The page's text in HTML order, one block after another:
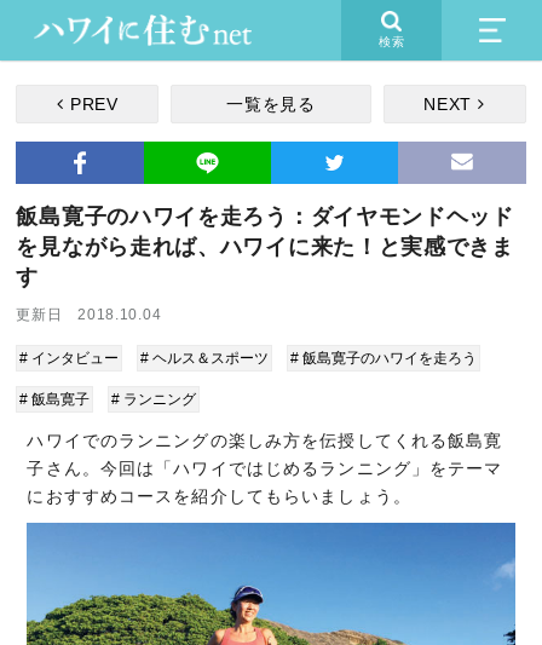
検索
PREV 一覧を見る NEXT
飯島寛子のハワイを走ろう：ダイヤモンドヘッド
を見ながら走れば、ハワイに来た！と実感できま
す
更新日 2018.10.04
# インタビュー # ヘルス＆スポーツ # 飯島寛子のハワイを走ろう
# 飯島寛子 # ランニング
ハワイでのランニングの楽しみ方を伝授してくれる飯島寛
子さん。今回は「ハワイではじめるランニング」をテーマ
におすすめコースを紹介してもらいましょう。